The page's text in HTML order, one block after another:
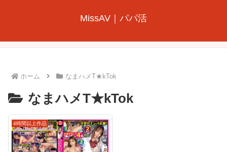
MissAV｜パパ活
ホーム なまハメT★kTok
なまハメT★kTok
4時間以上作品